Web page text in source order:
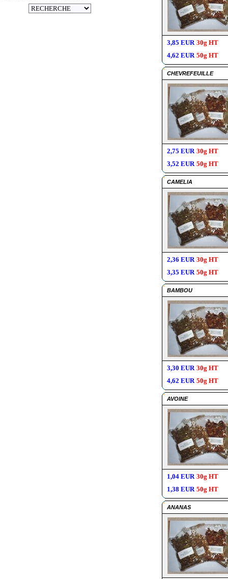
3,85 EUR 30g HT
4,62 EUR 50g HT
CHEVREFEUILLE
2,75 EUR 30g HT
3,52 EUR 50g HT
CAMELIA
2,36 EUR 30g HT
3,35 EUR 50g HT
BAMBOU
3,30 EUR 30g HT
4,62 EUR 50g HT
AVOINE
1,04 EUR 30g HT
1,38 EUR 50g HT
ANANAS